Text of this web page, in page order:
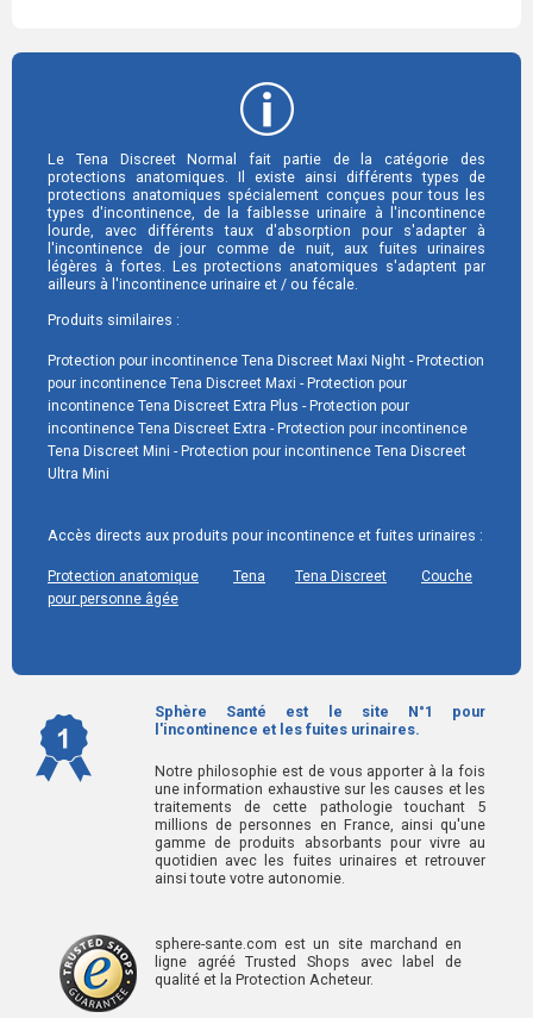
Le Tena Discreet Normal fait partie de la catégorie des
protections anatomiques. Il existe ainsi différents types de
protections anatomiques spécialement conçues pour tous les
types d'incontinence, de la faiblesse urinaire à l'incontinence
lourde, avec différents taux d'absorption pour s'adapter à
l'incontinence de jour comme de nuit, aux fuites urinaires
légères à fortes. Les protections anatomiques s'adaptent par
ailleurs à l'incontinence urinaire et / ou fécale.
Produits similaires :
Protection pour incontinence Tena Discreet Maxi Night
Protection
pour incontinence Tena Discreet Maxi
Protection pour
incontinence Tena Discreet Extra Plus
Protection pour
incontinence Tena Discreet Extra
Protection pour incontinence
Tena Discreet Mini
Protection pour incontinence Tena Discreet
Ultra Mini
Accès directs aux produits pour incontinence et fuites urinaires :
Protection anatomique Tena Tena Discreet
Couche
pour personne âgée
Sphère Santé est le site N°1 pour
l'incontinence et les fuites urinaires.
Notre philosophie est de vous apporter à la fois
une information exhaustive sur les causes et les
traitements de cette pathologie touchant 5
millions de personnes en France, ainsi qu'une
gamme de produits absorbants pour vivre au
quotidien avec les fuites urinaires et retrouver
ainsi toute votre autonomie.
sphere-sante.com est un site marchand en
ligne agréé Trusted Shops avec label de
qualité et la Protection Acheteur.